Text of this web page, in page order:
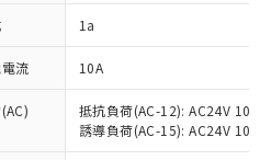
1a
流 10A
抵抗負荷(AC-12): AC24V 10A/
誘導負荷(AC-15): AC24V
いただき、同意のうえ
指令（10物質）の非含
切り替える予定のある
RoHS指令（10物質）の
品で、対応品を出す予